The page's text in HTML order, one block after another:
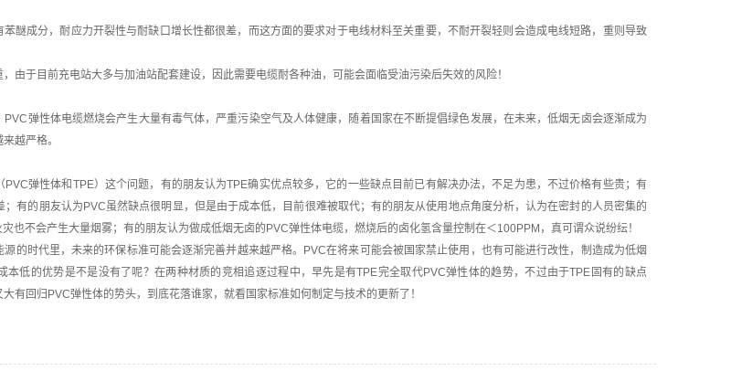
苯醚成分，耐应力开裂性与耐缺口增长性都很差，而这方面的要求对于电线材料至关重要，不耐开裂轻则会造成电线短路，重则导致
由于目前充电站大多与加油站配套建设，因此需要电缆耐各种油，可能会面临受油污染后失效的风险！
弹性体电缆燃烧会产生大量有毒气体，严重污染空气及人体健康，随着国家在不断提倡绿色发展，在未来，低烟无卤会逐渐成为
越严格。
弹性体和TPE）这个问题，有的朋友认为TPE确实优点较多，它的一些缺点目前已有解决办法，不足为患，不过价格有些贵；有
有的朋友认为PVC虽然缺点很明显，但是由于成本低，目前很难被取代；有的朋友从使用地点角度分析，认为在密封的人员密集的
也不会产生大量烟雾；有的朋友认为做成低烟无卤的PVC弹性体电缆，燃烧后的卤化氢含量控制在＜100PPM，真可谓众说纷纭！
的时代里，未来的环保标准可能会逐渐完善并越来越严格。PVC在将来可能会被国家禁止使用，也有可能进行改性，制造成为低烟
本低的优势是不是没有了呢？在两种材质的竞相追逐过程中，早先是有TPE完全取代PVC弹性体的趋势，不过由于TPE固有的缺点
有回归PVC弹性体的势头，到底花落谁家，就看国家标准如何制定与技术的更新了！